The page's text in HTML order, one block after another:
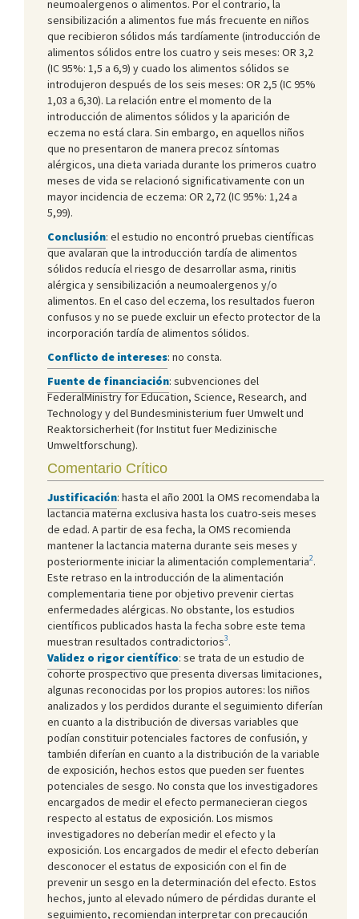
neumoalergenos o alimentos. Por el contrario, la
sensibilización a alimentos fue más frecuente en niños
que recibieron sólidos más tardíamente (introducción de
alimentos sólidos entre los cuatro y seis meses: OR 3,2
(IC 95%: 1,5 a 6,9) y cuado los alimentos sólidos se
introdujeron después de los seis meses: OR 2,5 (IC 95%
1,03 a 6,30). La relación entre el momento de la
introducción de alimentos sólidos y la aparición de
eczema no está clara. Sin embargo, en aquellos niños
que no presentaron de manera precoz síntomas
alérgicos, una dieta variada durante los primeros cuatro
meses de vida se relacionó significativamente con un
mayor incidencia de eczema: OR 2,72 (IC 95%: 1,24 a
5,99).
Conclusión: el estudio no encontró pruebas científicas
que avalaran que la introducción tardía de alimentos
sólidos reducía el riesgo de desarrollar asma, rinitis
alérgica y sensibilización a neumoalergenos y/o
alimentos. En el caso del eczema, los resultados fueron
confusos y no se puede excluir un efecto protector de la
incorporación tardía de alimentos sólidos.
Conflicto de intereses: no consta.
Fuente de financiación: subvenciones del
FederalMinistry for Education, Science, Research, and
Technology y del Bundesministerium fuer Umwelt und
Reaktorsicherheit (for Institut fuer Medizinische
Umweltforschung).
Comentario Crítico
Justificación: hasta el año 2001 la OMS recomendaba la
lactancia materna exclusiva hasta los cuatro-seis meses
de edad. A partir de esa fecha, la OMS recomienda
mantener la lactancia materna durante seis meses y
posteriormente iniciar la alimentación complementaria2.
Este retraso en la introducción de la alimentación
complementaria tiene por objetivo prevenir ciertas
enfermedades alérgicas. No obstante, los estudios
científicos publicados hasta la fecha sobre este tema
muestran resultados contradictorios3.
Validez o rigor científico: se trata de un estudio de
cohorte prospectivo que presenta diversas limitaciones,
algunas reconocidas por los propios autores: los niños
analizados y los perdidos durante el seguimiento diferían
en cuanto a la distribución de diversas variables que
podían constituir potenciales factores de confusión, y
también diferían en cuanto a la distribución de la variable
de exposición, hechos estos que pueden ser fuentes
potenciales de sesgo. No consta que los investigadores
encargados de medir el efecto permanecieran ciegos
respecto al estatus de exposición. Los mismos
investigadores no deberían medir el efecto y la
exposición. Los encargados de medir el efecto deberían
desconocer el estatus de exposición con el fin de
prevenir un sesgo en la determinación del efecto. Estos
hechos, junto al elevado número de pérdidas durante el
seguimiento, recomiendan interpretar con precaución